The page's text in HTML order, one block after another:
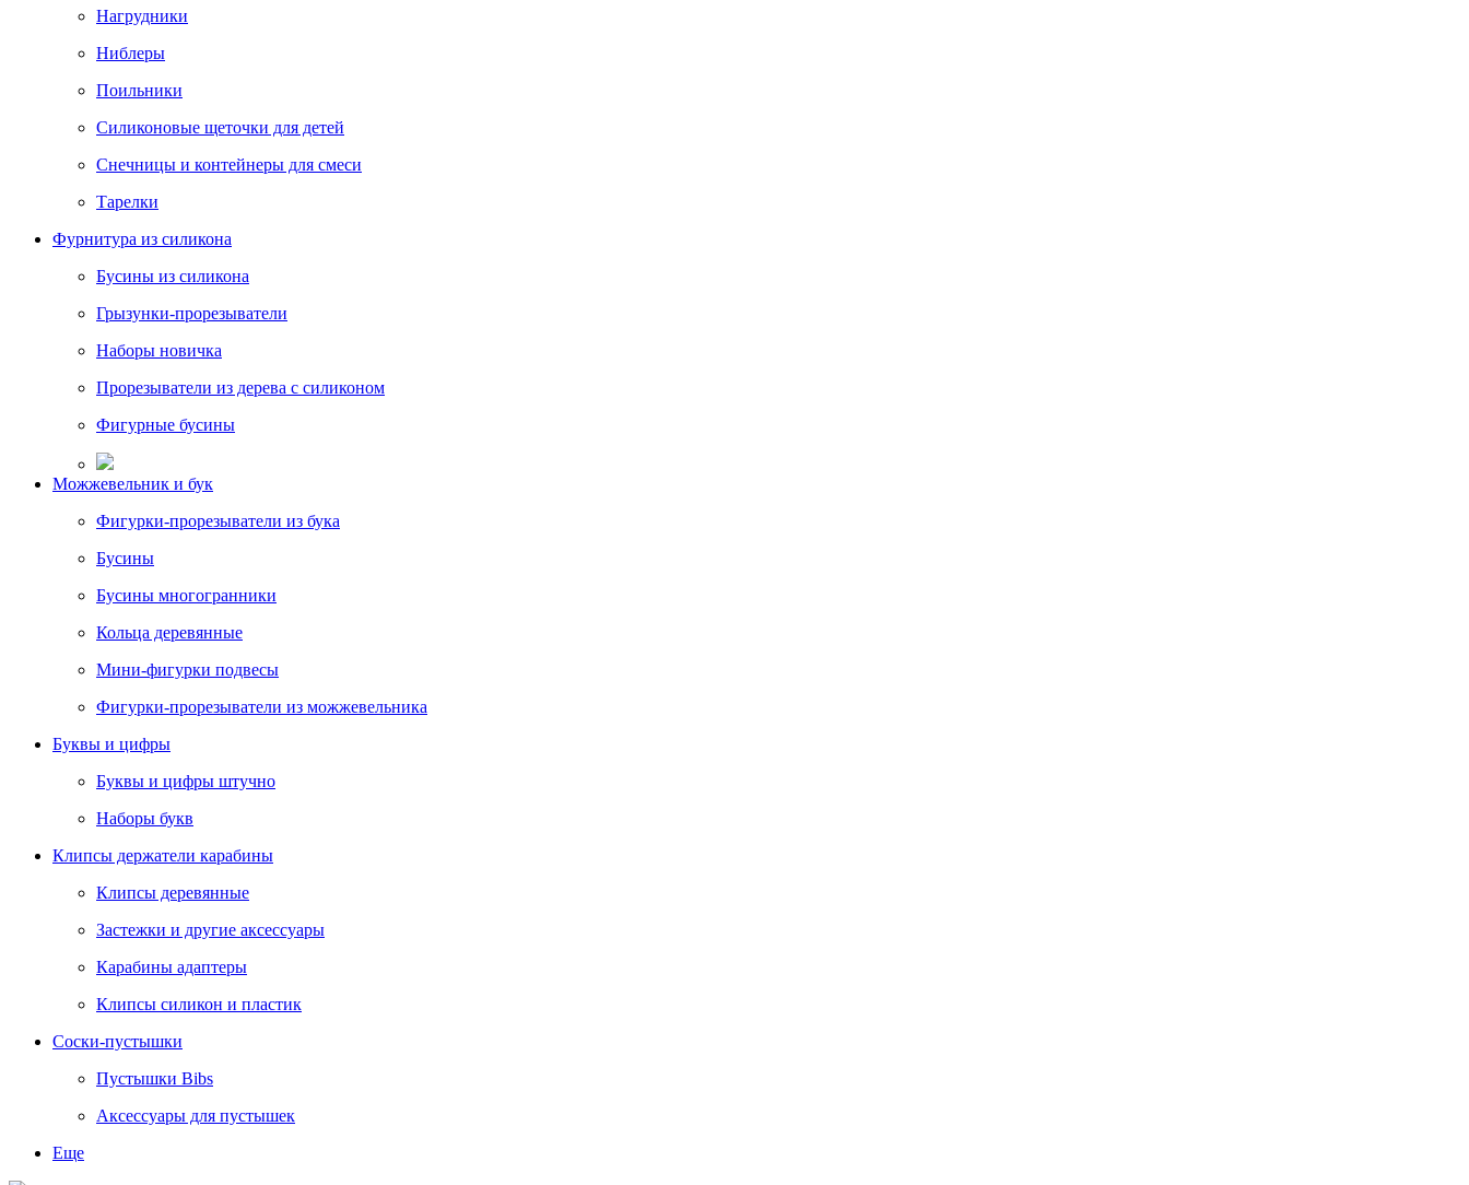
Нагрудники
Ниблеры
Поильники
Силиконовые щеточки для детей
Снечницы и контейнеры для смеси
Тарелки
Фурнитура из силикона
Бусины из силикона
Грызунки-прорезыватели
Наборы новичка
Прорезыватели из дерева с силиконом
Фигурные бусины
Можжевельник и бук
Фигурки-прорезыватели из бука
Бусины
Бусины многогранники
Кольца деревянные
Мини-фигурки подвесы
Фигурки-прорезыватели из можжевельника
Буквы и цифры
Буквы и цифры штучно
Наборы букв
Клипсы держатели карабины
Клипсы деревянные
Застежки и другие аксессуары
Карабины адаптеры
Клипсы силикон и пластик
Соски-пустышки
Пустышки Bibs
Аксессуары для пустышек
Еще